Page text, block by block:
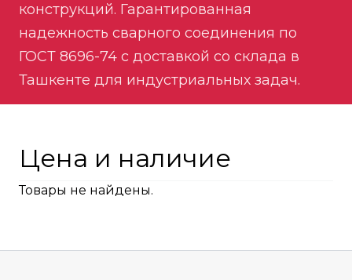
конструкций. Гарантированная
надежность сварного соединения по
ГОСТ 8696-74 с доставкой со склада в
Ташкенте для индустриальных задач.
Цена и наличие
Товары не найдены.